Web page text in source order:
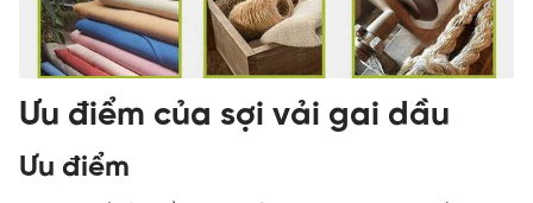
Ưu điểm của sợi vải gai dầu
Ưu điểm